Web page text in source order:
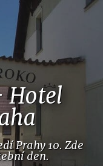
Hotel
Prahy 10. Zde
den.